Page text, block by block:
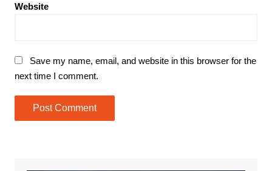
Website
Save my name, email, and website in this browser for the
next time I comment.